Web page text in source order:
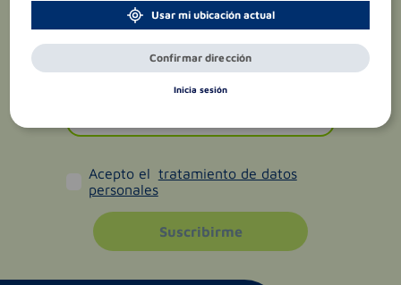
Acepto el tratamiento de datos
personales
Suscribirme
Usar mi ubicación actual
Confirmar dirección
Inicia sesión